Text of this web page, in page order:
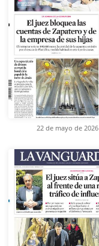
22 de mayo de 2026